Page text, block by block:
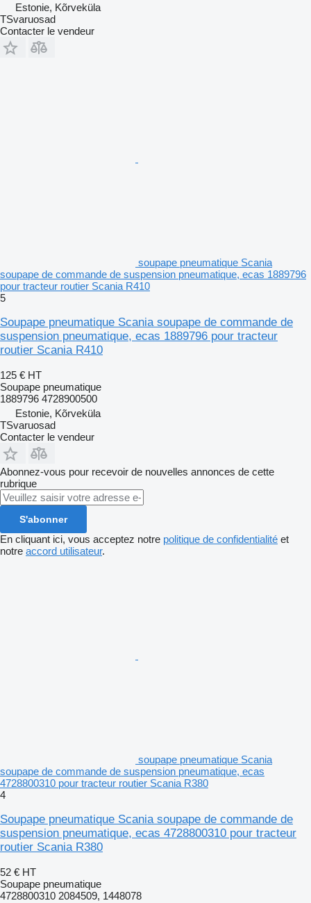
Estonie, Kõrveküla
TSvaruosad
Contacter le vendeur
soupape pneumatique Scania
soupape de commande de suspension pneumatique, ecas 1889796
pour tracteur routier Scania R410
5
Soupape pneumatique Scania soupape de commande de
suspension pneumatique, ecas 1889796 pour tracteur
routier Scania R410
125 € HT
Soupape pneumatique
1889796 4728900500
Estonie, Kõrveküla
TSvaruosad
Contacter le vendeur
Abonnez-vous pour recevoir de nouvelles annonces de cette
rubrique
S'abonner
En cliquant ici, vous acceptez notre politique de confidentialité et
notre accord utilisateur.
soupape pneumatique Scania
soupape de commande de suspension pneumatique, ecas
4728800310 pour tracteur routier Scania R380
4
Soupape pneumatique Scania soupape de commande de
suspension pneumatique, ecas 4728800310 pour tracteur
routier Scania R380
52 € HT
Soupape pneumatique
4728800310 2084509, 1448078